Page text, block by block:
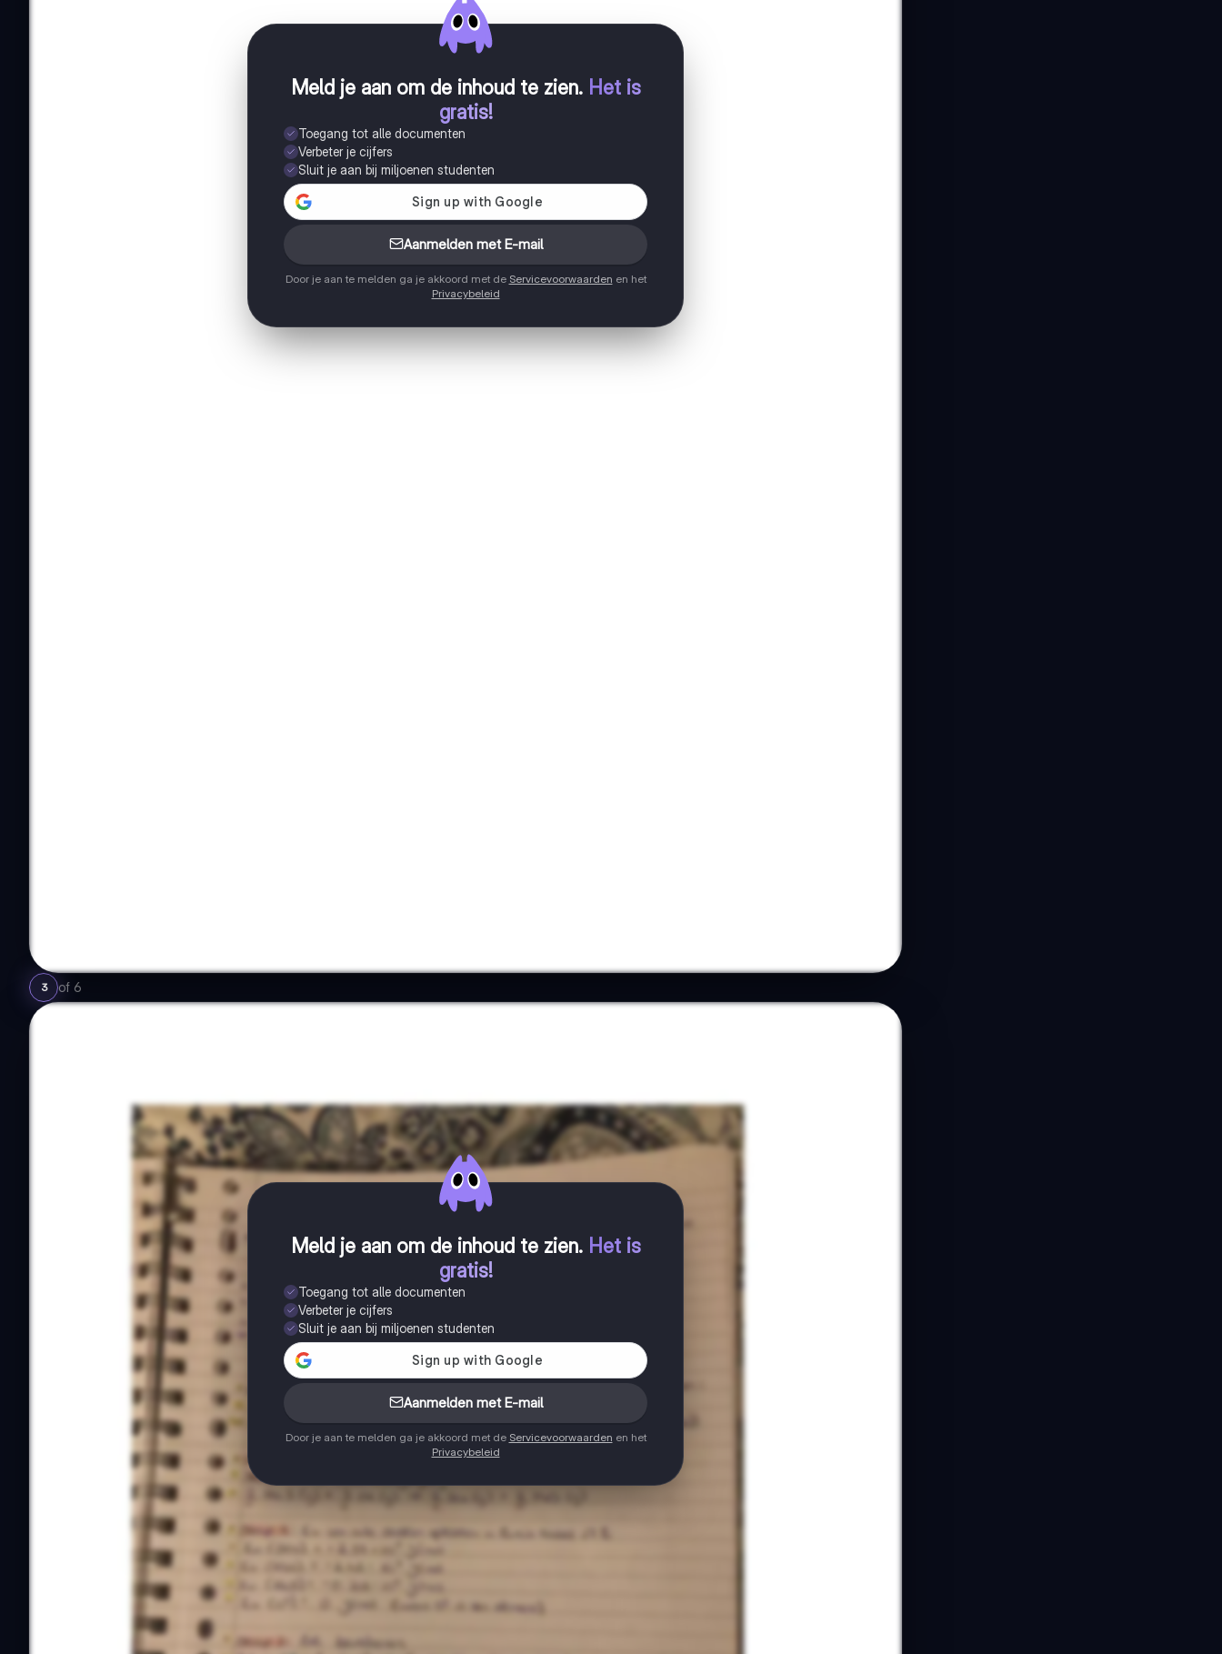
Meld je aan om de inhoud te zien. Het is
gratis!
Toegang tot alle documenten
Verbeter je cijfers
Sluit je aan bij miljoenen studenten
Aanmelden met E-mail
Door je aan te melden ga je akkoord met de Servicevoorwaarden en het
Privacybeleid
3 of 6
Meld je aan om de inhoud te zien. Het is
gratis!
Toegang tot alle documenten
Verbeter je cijfers
Sluit je aan bij miljoenen studenten
Aanmelden met E-mail
Door je aan te melden ga je akkoord met de Servicevoorwaarden en het
Privacybeleid